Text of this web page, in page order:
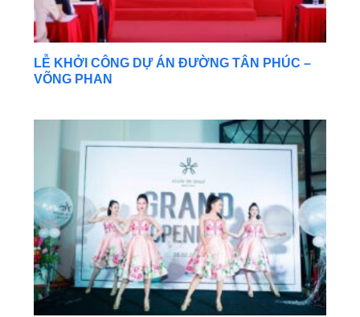
LỄ KHỞI CÔNG DỰ ÁN ĐƯỜNG TÂN PHÚC –
VÕNG PHAN